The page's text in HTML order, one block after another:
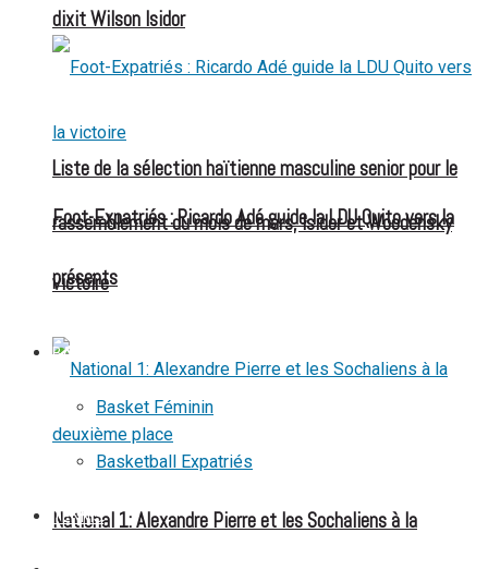
Foot-Expatriés : Ricardo Adé guide la LDU Quito vers la
victoire
National 1: Alexandre Pierre et les Sochaliens à la
dixit Wilson Isidor
Liste de la sélection haïtienne masculine senior pour le
rassemblement du mois de mars, Isidor et Woodensky
présents
BASKETBALL
Basket Féminin
Basketball Expatriés
TENNIS